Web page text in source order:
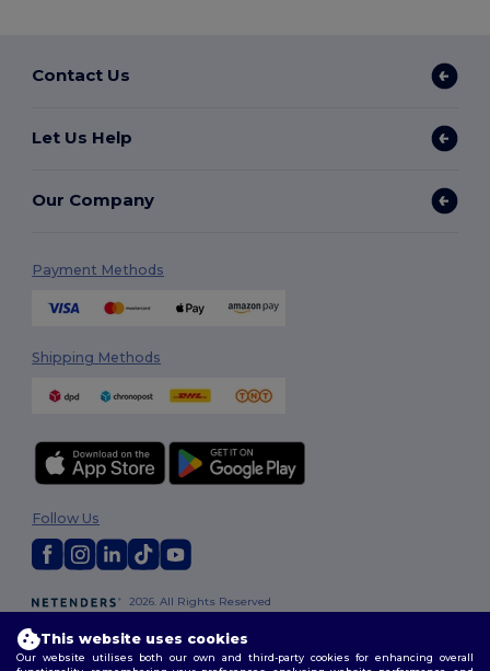
Contact Us
Let Us Help
Our Company
Payment Methods
Shipping Methods
2026. All Rights Reserved
Policy|Site Map
Follow Us
This website uses cookies
Our website utilises both our own and third-party cookies for enhancing overall